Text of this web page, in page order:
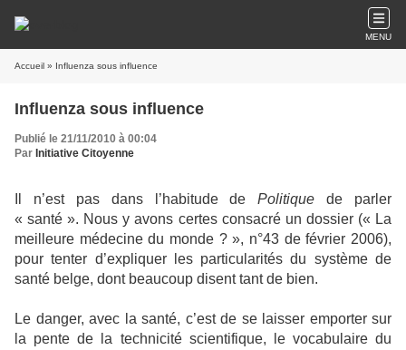
MENU
Accueil » Influenza sous influence
Influenza sous influence
Publié le 21/11/2010 à 00:04
Par Initiative Citoyenne
Il n’est pas dans l’habitude dePolitique de parler
« santé ». Nous y avons certes consacré un dossier (« La
meilleure médecine du monde ? », n°43 de février 2006),
pour tenter d’expliquer les particularités du système de
santé belge, dont beaucoup disent tant de bien.
Le danger, avec la santé, c’est de se laisser emporter sur
la pente de la technicité scientifique, le vocabulaire du